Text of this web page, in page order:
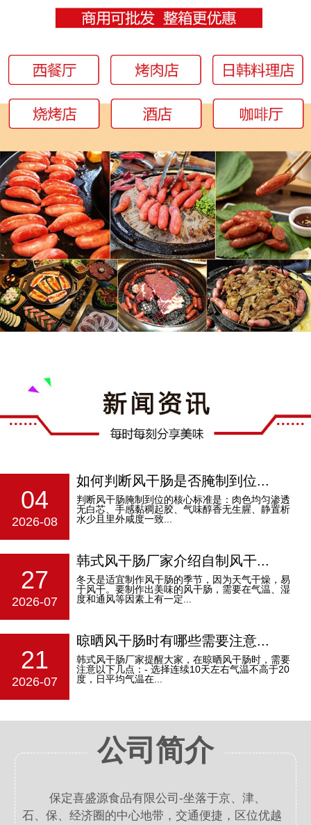
04
2026-08
如何判断风干肠是否腌制到位...
判断风干肠腌制到位的核心标准是：‌肉色均匀渗透
无白芯、手感黏稠起胶、气味醇香无生腥、静置析
水少且里外咸度一致‌...
27
2026-07
韩式风干肠厂家介绍自制风干...
冬天是适宜制作风干肠的季节，因为天气干燥，易
于风干。要制作出美味的风干肠，需要在气温、湿
度和通风等因素上有一定...
21
2026-07
晾晒风干肠时有哪些需要注意...
韩式风干肠厂家提醒大家，在晾晒风干肠时，需要
注意以下几点：- 选择连续10天左右气温不高于20
度，日平均气温在...
公司简介
保定喜盛源食品有限公司-坐落于京、津、
石、保、经济圈的中心地带，交通便捷，区位优越